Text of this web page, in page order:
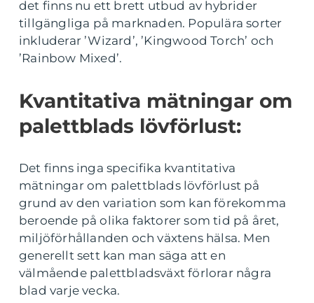
det finns nu ett brett utbud av hybrider
tillgängliga på marknaden. Populära sorter
inkluderar ’Wizard’, ’Kingwood Torch’ och
’Rainbow Mixed’.
Kvantitativa mätningar om
palettblads lövförlust:
Det finns inga specifika kvantitativa
mätningar om palettblads lövförlust på
grund av den variation som kan förekomma
beroende på olika faktorer som tid på året,
miljöförhållanden och växtens hälsa. Men
generellt sett kan man säga att en
välmående palettbladsväxt förlorar några
blad varje vecka.